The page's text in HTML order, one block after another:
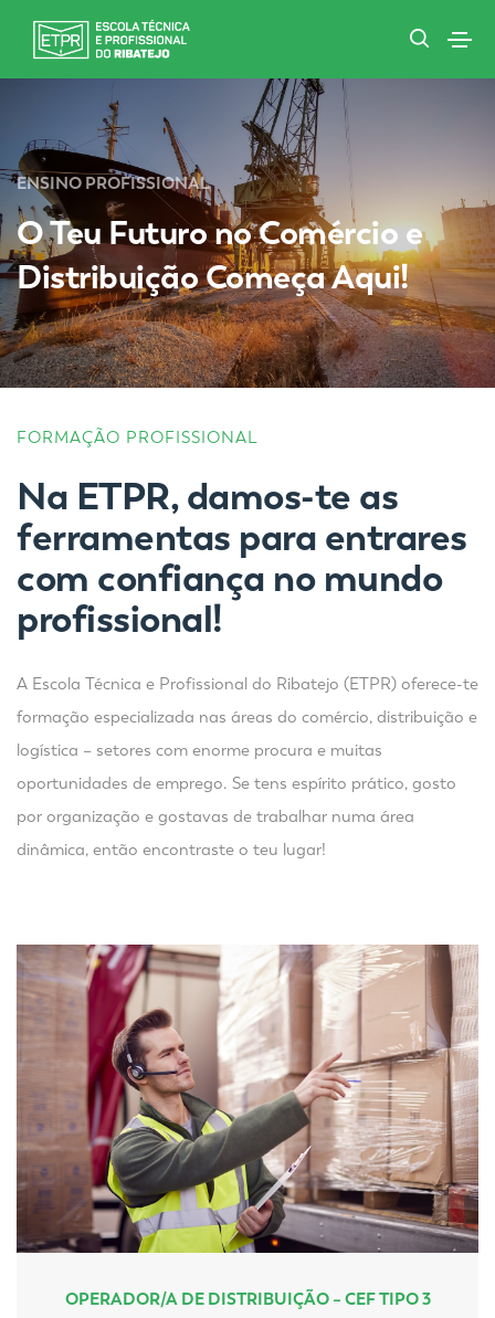
ENSINO PROFISSIONAL
O Teu Futuro no Comércio e
Distribuição Começa Aqui!
FORMAÇÃO PROFISSIONAL
Na ETPR, damos-te as
ferramentas para entrares
com confiança no mundo
profissional!
A Escola Técnica e Profissional do Ribatejo (ETPR) oferece-te
formação especializada nas áreas do comércio, distribuição e
logística – setores com enorme procura e muitas
oportunidades de emprego. Se tens espírito prático, gosto
por organização e gostavas de trabalhar numa área
dinâmica, então encontraste o teu lugar!
OPERADOR/A DE DISTRIBUIÇÃO – CEF TIPO 3